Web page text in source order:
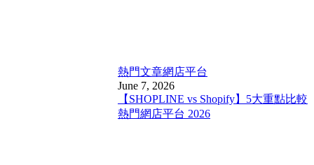
熱門文章網店平台
June 7, 2026
【SHOPLINE vs Shopify】5大重點比較
熱門網店平台 2026